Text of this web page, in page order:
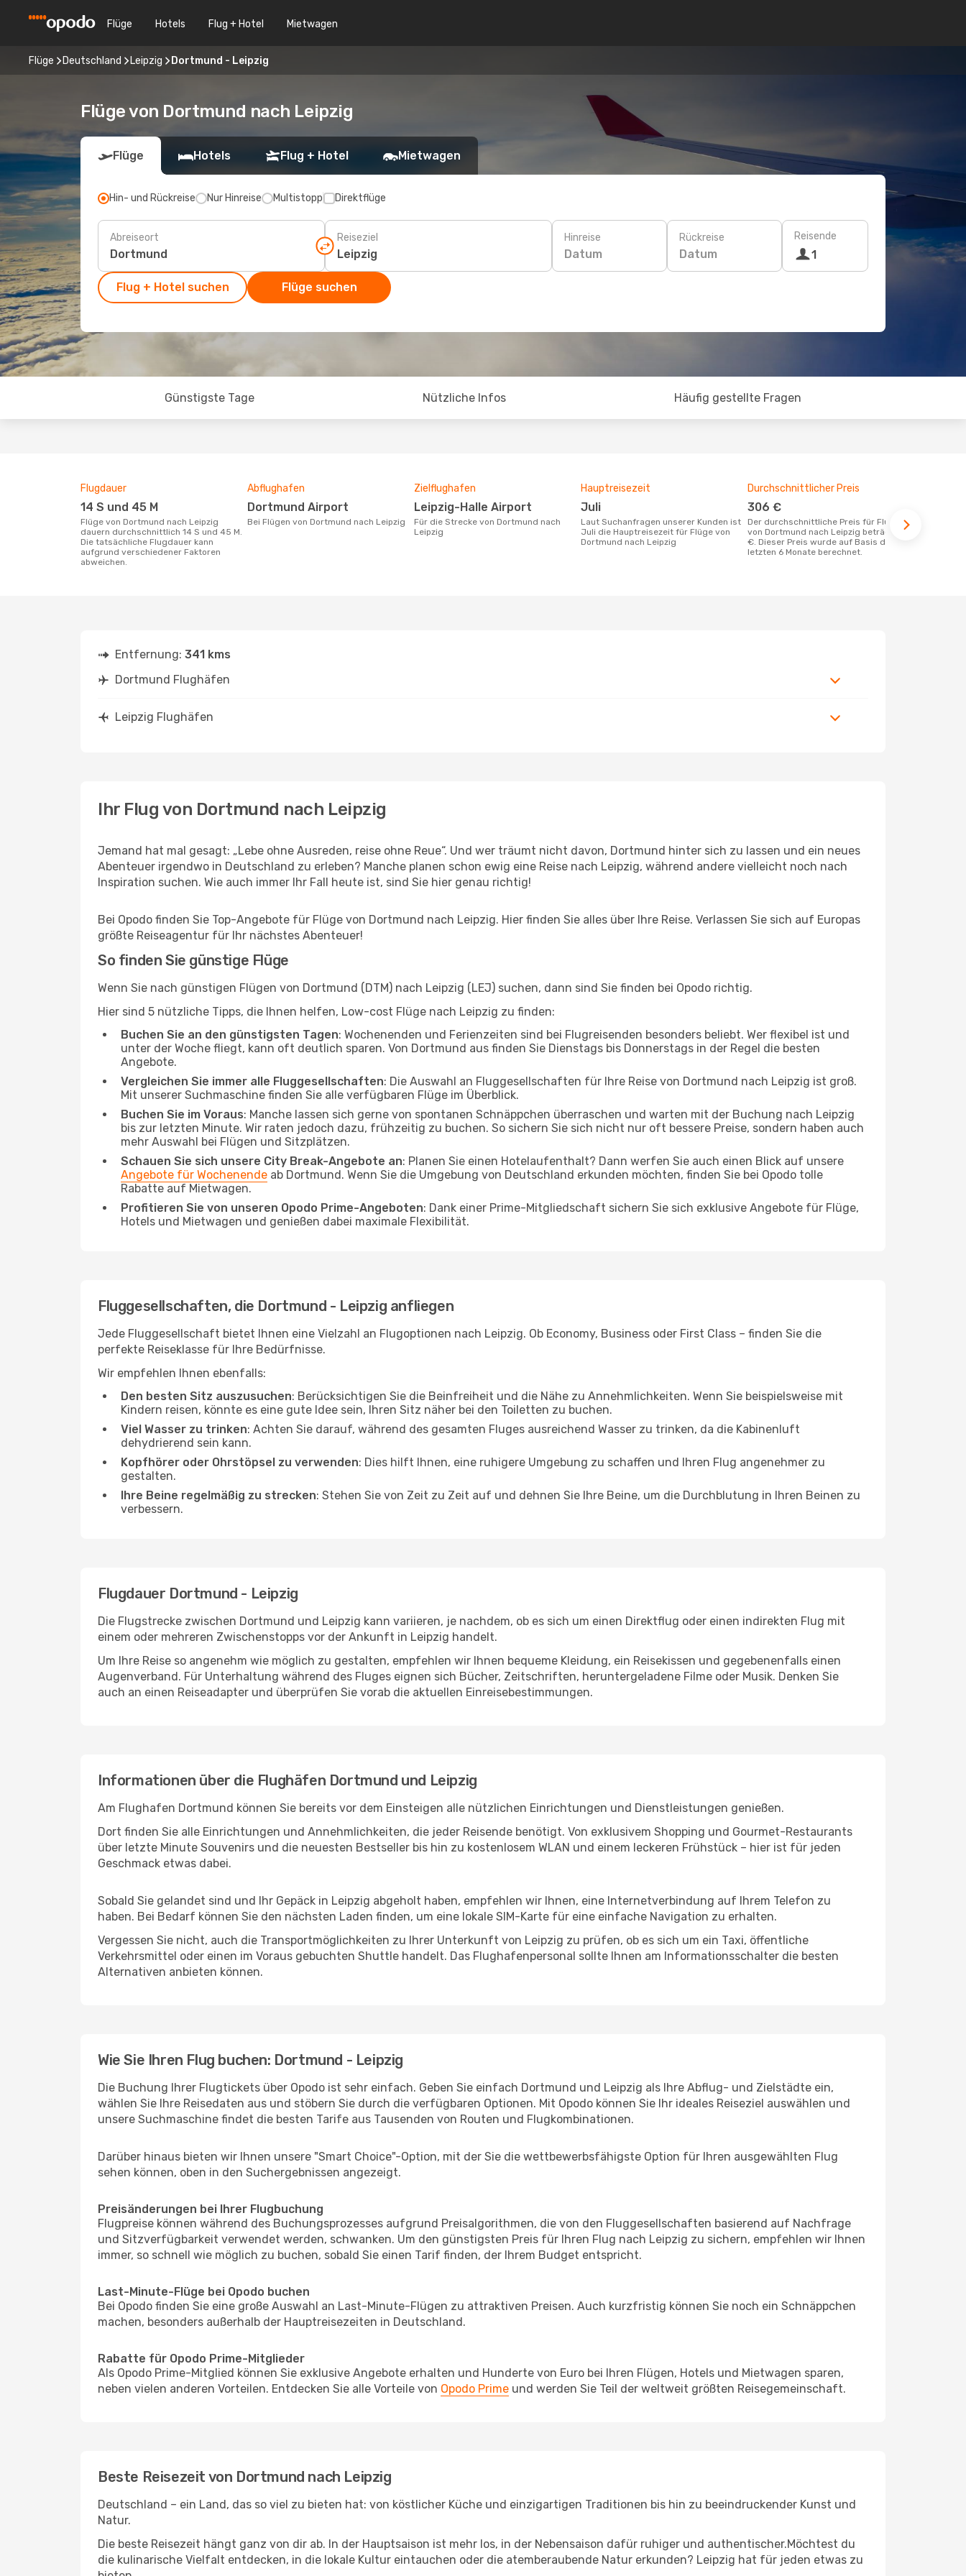
Flüge Hotels Flug + Hotel Mietwagen
Flüge Deutschland Leipzig Dortmund - Leipzig
Flüge von Dortmund nach Leipzig
Flüge Hotels Flug + Hotel Mietwagen
Hin- und Rückreise Nur Hinreise Multistopp Direktflüge
Abreiseort Reiseziel Hinreise
Datum
Rückreise
Datum
Reisende
1
Flug + Hotel suchen Flüge suchen
Günstigste Tage Nützliche Infos Häufig gestellte Fragen
Flugdauer
14 S und 45 M
Flüge von Dortmund nach Leipzig
dauern durchschnittlich 14 S und 45 M.
Die tatsächliche Flugdauer kann
aufgrund verschiedener Faktoren
abweichen.
Abflughafen
Dortmund Airport
Bei Flügen von Dortmund nach Leipzig
Zielflughafen
Leipzig-Halle Airport
Für die Strecke von Dortmund nach
Leipzig
Hauptreisezeit
Juli
Laut Suchanfragen unserer Kunden ist
Juli die Hauptreisezeit für Flüge von
Dortmund nach Leipzig
Durchschnittlicher Preis
306 €
Der durchschnittliche Preis für Flüge
von Dortmund nach Leipzig beträgt 306
€. Dieser Preis wurde auf Basis der
letzten 6 Monate berechnet.
Entfernung: 341 kms
Dortmund Flughäfen
Leipzig Flughäfen
Ihr Flug von Dortmund nach Leipzig
Jemand hat mal gesagt: „Lebe ohne Ausreden, reise ohne Reue“. Und wer träumt nicht davon, Dortmund hinter sich zu lassen und ein neues
Abenteuer irgendwo in Deutschland zu erleben? Manche planen schon ewig eine Reise nach Leipzig, während andere vielleicht noch nach
Inspiration suchen. Wie auch immer Ihr Fall heute ist, sind Sie hier genau richtig!
Bei Opodo finden Sie Top-Angebote für Flüge von Dortmund nach Leipzig. Hier finden Sie alles über Ihre Reise. Verlassen Sie sich auf Europas
größte Reiseagentur für Ihr nächstes Abenteuer!
So finden Sie günstige Flüge
Wenn Sie nach günstigen Flügen von Dortmund (DTM) nach Leipzig (LEJ) suchen, dann sind Sie finden bei Opodo richtig.
Hier sind 5 nützliche Tipps, die Ihnen helfen, Low-cost Flüge nach Leipzig zu finden:
Buchen Sie an den günstigsten Tagen: Wochenenden und Ferienzeiten sind bei Flugreisenden besonders beliebt. Wer flexibel ist und
unter der Woche fliegt, kann oft deutlich sparen. Von Dortmund aus finden Sie Dienstags bis Donnerstags in der Regel die besten
Angebote.
Vergleichen Sie immer alle Fluggesellschaften: Die Auswahl an Fluggesellschaften für Ihre Reise von Dortmund nach Leipzig ist groß.
Mit unserer Suchmaschine finden Sie alle verfügbaren Flüge im Überblick.
Buchen Sie im Voraus: Manche lassen sich gerne von spontanen Schnäppchen überraschen und warten mit der Buchung nach Leipzig
bis zur letzten Minute. Wir raten jedoch dazu, frühzeitig zu buchen. So sichern Sie sich nicht nur oft bessere Preise, sondern haben auch
mehr Auswahl bei Flügen und Sitzplätzen.
Schauen Sie sich unsere City Break-Angebote an: Planen Sie einen Hotelaufenthalt? Dann werfen Sie auch einen Blick auf unsere
Angebote für Wochenende ab Dortmund. Wenn Sie die Umgebung von Deutschland erkunden möchten, finden Sie bei Opodo tolle
Rabatte auf Mietwagen.
Profitieren Sie von unseren Opodo Prime-Angeboten: Dank einer Prime-Mitgliedschaft sichern Sie sich exklusive Angebote für Flüge,
Hotels und Mietwagen und genießen dabei maximale Flexibilität.
Fluggesellschaften, die Dortmund - Leipzig anfliegen
Jede Fluggesellschaft bietet Ihnen eine Vielzahl an Flugoptionen nach Leipzig. Ob Economy, Business oder First Class – finden Sie die
perfekte Reiseklasse für Ihre Bedürfnisse.
Wir empfehlen Ihnen ebenfalls:
Den besten Sitz auszusuchen: Berücksichtigen Sie die Beinfreiheit und die Nähe zu Annehmlichkeiten. Wenn Sie beispielsweise mit
Kindern reisen, könnte es eine gute Idee sein, Ihren Sitz näher bei den Toiletten zu buchen.
Viel Wasser zu trinken: Achten Sie darauf, während des gesamten Fluges ausreichend Wasser zu trinken, da die Kabinenluft
dehydrierend sein kann.
Kopfhörer oder Ohrstöpsel zu verwenden: Dies hilft Ihnen, eine ruhigere Umgebung zu schaffen und Ihren Flug angenehmer zu
gestalten.
Ihre Beine regelmäßig zu strecken: Stehen Sie von Zeit zu Zeit auf und dehnen Sie Ihre Beine, um die Durchblutung in Ihren Beinen zu
verbessern.
Flugdauer Dortmund - Leipzig
Die Flugstrecke zwischen Dortmund und Leipzig kann variieren, je nachdem, ob es sich um einen Direktflug oder einen indirekten Flug mit
einem oder mehreren Zwischenstopps vor der Ankunft in Leipzig handelt.
Um Ihre Reise so angenehm wie möglich zu gestalten, empfehlen wir Ihnen bequeme Kleidung, ein Reisekissen und gegebenenfalls einen
Augenverband. Für Unterhaltung während des Fluges eignen sich Bücher, Zeitschriften, heruntergeladene Filme oder Musik. Denken Sie
auch an einen Reiseadapter und überprüfen Sie vorab die aktuellen Einreisebestimmungen.
Informationen über die Flughäfen Dortmund und Leipzig
Am Flughafen Dortmund können Sie bereits vor dem Einsteigen alle nützlichen Einrichtungen und Dienstleistungen genießen.
Dort finden Sie alle Einrichtungen und Annehmlichkeiten, die jeder Reisende benötigt. Von exklusivem Shopping und Gourmet-Restaurants
über letzte Minute Souvenirs und die neuesten Bestseller bis hin zu kostenlosem WLAN und einem leckeren Frühstück – hier ist für jeden
Geschmack etwas dabei.
Sobald Sie gelandet sind und Ihr Gepäck in Leipzig abgeholt haben, empfehlen wir Ihnen, eine Internetverbindung auf Ihrem Telefon zu
haben. Bei Bedarf können Sie den nächsten Laden finden, um eine lokale SIM-Karte für eine einfache Navigation zu erhalten.
Vergessen Sie nicht, auch die Transportmöglichkeiten zu Ihrer Unterkunft von Leipzig zu prüfen, ob es sich um ein Taxi, öffentliche
Verkehrsmittel oder einen im Voraus gebuchten Shuttle handelt. Das Flughafenpersonal sollte Ihnen am Informationsschalter die besten
Alternativen anbieten können.
Wie Sie Ihren Flug buchen: Dortmund - Leipzig
Die Buchung Ihrer Flugtickets über Opodo ist sehr einfach. Geben Sie einfach Dortmund und Leipzig als Ihre Abflug- und Zielstädte ein,
wählen Sie Ihre Reisedaten aus und stöbern Sie durch die verfügbaren Optionen. Mit Opodo können Sie Ihr ideales Reiseziel auswählen und
unsere Suchmaschine findet die besten Tarife aus Tausenden von Routen und Flugkombinationen.
Darüber hinaus bieten wir Ihnen unsere "Smart Choice"-Option, mit der Sie die wettbewerbsfähigste Option für Ihren ausgewählten Flug
sehen können, oben in den Suchergebnissen angezeigt.
Preisänderungen bei Ihrer Flugbuchung
Flugpreise können während des Buchungsprozesses aufgrund Preisalgorithmen, die von den Fluggesellschaften basierend auf Nachfrage
und Sitzverfügbarkeit verwendet werden, schwanken. Um den günstigsten Preis für Ihren Flug nach Leipzig zu sichern, empfehlen wir Ihnen
immer, so schnell wie möglich zu buchen, sobald Sie einen Tarif finden, der Ihrem Budget entspricht.
Last-Minute-Flüge bei Opodo buchen
Bei Opodo finden Sie eine große Auswahl an Last-Minute-Flügen zu attraktiven Preisen. Auch kurzfristig können Sie noch ein Schnäppchen
machen, besonders außerhalb der Hauptreisezeiten in Deutschland.
Rabatte für Opodo Prime-Mitglieder
Als Opodo Prime-Mitglied können Sie exklusive Angebote erhalten und Hunderte von Euro bei Ihren Flügen, Hotels und Mietwagen sparen,
neben vielen anderen Vorteilen. Entdecken Sie alle Vorteile von Opodo Prime und werden Sie Teil der weltweit größten Reisegemeinschaft.
Beste Reisezeit von Dortmund nach Leipzig
Deutschland – ein Land, das so viel zu bieten hat: von köstlicher Küche und einzigartigen Traditionen bis hin zu beeindruckender Kunst und
Natur.
Die beste Reisezeit hängt ganz von dir ab. In der Hauptsaison ist mehr los, in der Nebensaison dafür ruhiger und authentischer.Möchtest du
die kulinarische Vielfalt entdecken, in die lokale Kultur eintauchen oder die atemberaubende Natur erkunden? Leipzig hat für jeden etwas zu